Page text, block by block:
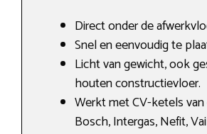
Direct onder de
Snel en eenvoudig te
Licht van gewicht, ook
houten constructievloer.
Werkt met CV-ketels van
Bosch, Intergas, Nefit,